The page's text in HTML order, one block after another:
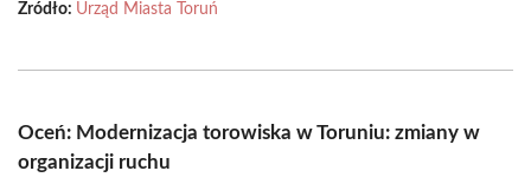
Źródło: Urząd Miasta Toruń
Oceń: Modernizacja torowiska w Toruniu: zmiany w
organizacji ruchu